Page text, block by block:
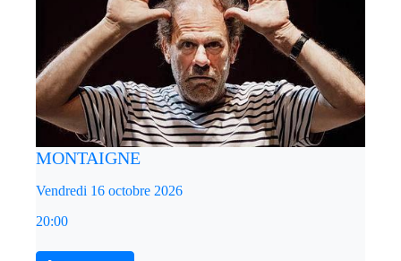
MONTAIGNE
Vendredi 16 octobre 2026
20:00